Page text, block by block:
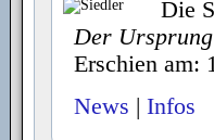
Die
Der Ursprung
Erschien am:
News | Infos